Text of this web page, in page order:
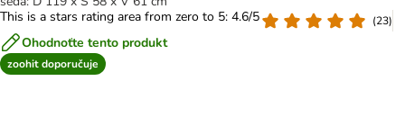
This is a stars rating area from zero to 5: 4.6/5
(23)
Ohodnoťte tento produkt
zoohit doporučuje